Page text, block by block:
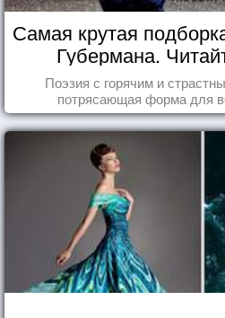
Самая крутая
Губермана.
Поэзия с горячим и
потрясающая форма для